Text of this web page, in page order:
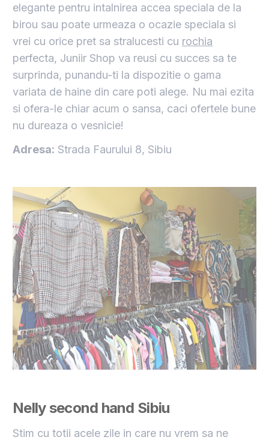
elegante pentru intalnirea accea speciala de la
birou sau poate urmeaza o ocazie speciala si
vrei cu orice pret sa stralucesti cu rochia
perfecta, Juniir Shop va reusi cu succes sa te
surprinda, punandu-ti la dispozitie o gama
variata de haine din care poti alege. Nu mai ezita
si ofera-le chiar acum o sansa, caci ofertele bune
nu dureaza o vesnicie!
Adresa: Strada Faurului 8, Sibiu
Nelly second hand Sibiu
Stim cu totii acele zile in care nu vrem sa ne